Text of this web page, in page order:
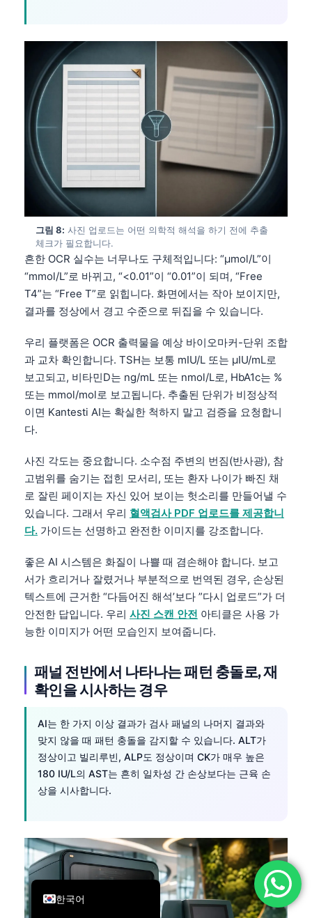
그림 8: 사진 업로드는 어떤 의학적 해석을 하기 전에 추출
체크가 필요합니다.
흔한 OCR 실수는 너무나도 구체적입니다: “µmol/L”이
“mmol/L”로 바뀌고, “<0.01”이 “0.01”이 되며, “Free
T4”는 “Free T”로 읽힙니다. 화면에서는 작아 보이지만,
결과를 정상에서 경고 수준으로 뒤집을 수 있습니다.
우리 플랫폼은 OCR 출력물을 예상 바이오마커-단위 조합
과 교차 확인합니다. TSH는 보통 mIU/L 또는 µIU/mL로
보고되고, 비타민D는 ng/mL 또는 nmol/L로, HbA1c는 %
또는 mmol/mol로 보고됩니다. 추출된 단위가 비정상적
이면 Kantesti AI는 확실한 척하지 말고 검증을 요청합니
다.
사진 각도는 중요합니다. 소수점 주변의 번짐(반사광), 참
고범위를 숨기는 접힌 모서리, 또는 환자 나이가 빠진 채
로 잘린 페이지는 자신 있어 보이는 헛소리를 만들어낼 수
있습니다. 그래서 우리 혈액검사 PDF 업로드를 제공합니
다. 가이드는 선명하고 완전한 이미지를 강조합니다.
좋은 AI 시스템은 화질이 나쁠 때 겸손해야 합니다. 보고
서가 흐리거나 잘렸거나 부분적으로 번역된 경우, 손상된
텍스트에 근거한 “다듬어진 해석’보다 ”다시 업로드”가 더
안전한 답입니다. 우리 사진 스캔 안전 아티클은 사용 가
능한 이미지가 어떤 모습인지 보여줍니다.
패널 전반에서 나타나는 패턴 충돌로, 재
확인을 시사하는 경우
AI는 한 가지 이상 결과가 검사 패널의 나머지 결과와
맞지 않을 때 패턴 충돌을 감지할 수 있습니다. ALT가
정상이고 빌리루빈, ALP도 정상이며 CK가 매우 높은
180 IU/L의 AST는 흔히 일차성 간 손상보다는 근육 손
상을 시사합니다.
한국어
English
Deutsch
עִבְרִית
Italiano
Español
Ελληνικά
Türkçe
简体中文
فارسی
Български
Nederlands
हिन्दी
Bahasa Indonesia
Հայերեն
Српски језик
Svenska
Bosanski
Azərbaycan dili
日本語
Čeština
ქართული
Русский
Lietuvių kalba
Polski
Slovenščina
Magyar
Shqip
اردو
मराठी